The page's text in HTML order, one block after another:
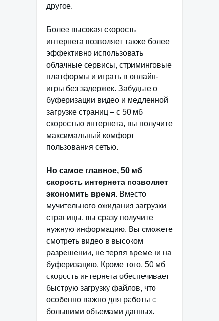
другое.
Более высокая скорость
интернета позволяет также более
эффективно использовать
облачные сервисы, стриминговые
платформы и играть в онлайн-
игры без задержек. Забудьте о
буферизации видео и медленной
загрузке страниц – с 50 мб
скоростью интернета, вы получите
максимальный комфорт
пользования сетью.
Но самое главное, 50 мб
скорость интернета позволяет
экономить время. Вместо
мучительного ожидания загрузки
страницы, вы сразу получите
нужную информацию. Вы сможете
смотреть видео в высоком
разрешении, не теряя времени на
буферизацию. Кроме того, 50 мб
скорость интернета обеспечивает
быструю загрузку файлов, что
особенно важно для работы с
большими объемами данных.